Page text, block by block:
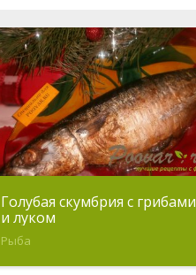
Голубая скумбрия с грибами
и луком
Рыба